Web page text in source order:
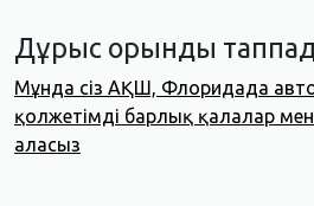
Дұрыс орынды
Мұнда сіз АҚШ, Флоридада
қолжетімді барлық қалалар
аласыз